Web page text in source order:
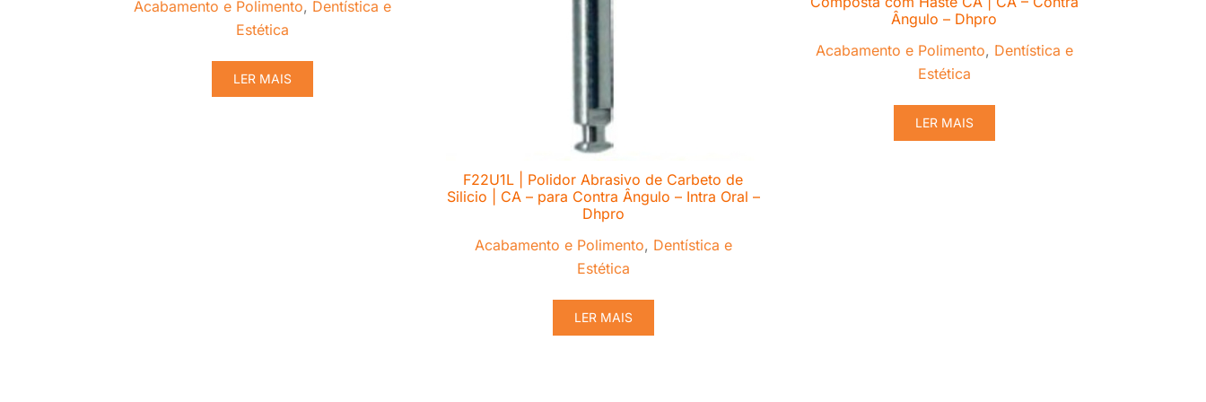
Acabamento e Polimento, Dentística e
Estética
LER MAIS
F22U1L | Polidor Abrasivo de Carbeto de
Silicio | CA – para Contra Ângulo – Intra Oral –
Dhpro
Acabamento e Polimento, Dentística e
Estética
LER MAIS
Ângulo – Dhpro
Acabamento e Polimento, Dentística e
Estética
LER MAIS